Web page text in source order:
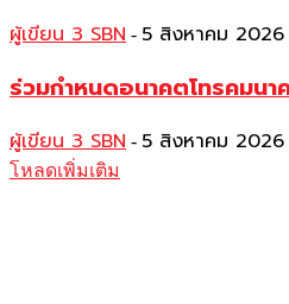
ผู้เขียน 3 SBN - 5 สิงหาคม 2026
ร่วมกำหนดอนาคตโทรคมน
ผู้เขียน 3 SBN - 5 สิงหาคม 2026
โหลดเพิ่มเติม